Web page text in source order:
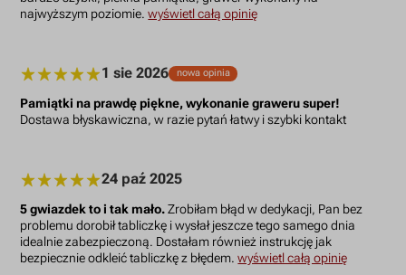
najwyższym poziomie.wyświetl całą opinię
1 sie 2026 nowa opinia
Pamiątki na prawdę piękne, wykonanie graweru super!
Dostawa błyskawiczna, w razie pytań łatwy i szybki kontakt
24 paź 2025
5 gwiazdek to i tak mało.Zrobiłam błąd w dedykacji, Pan bez
problemu dorobił tabliczkę i wysłał jeszcze tego samego dnia
idealnie zabezpieczoną. Dostałam również instrukcję jak
bezpiecznie odkleić tabliczkę z błędem.wyświetl całą opinię